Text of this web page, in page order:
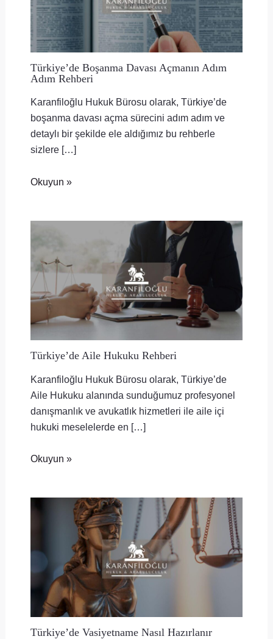
Türkiye’de Boşanma Davası Açmanın Adım
Adım Rehberi
Karanfiloğlu Hukuk Bürosu olarak, Türkiye’de
boşanma davası açma sürecini adım adım ve
detaylı bir şekilde ele aldığımız bu rehberle
sizlere […]
Okuyun »
Türkiye’de Aile Hukuku Rehberi
Karanfiloğlu Hukuk Bürosu olarak, Türkiye’de
Aile Hukuku alanında sunduğumuz profesyonel
danışmanlık ve avukatlık hizmetleri ile aile içi
hukuki meselelerde en […]
Okuyun »
Türkiye’de Vasiyetname Nasıl Hazırlanır